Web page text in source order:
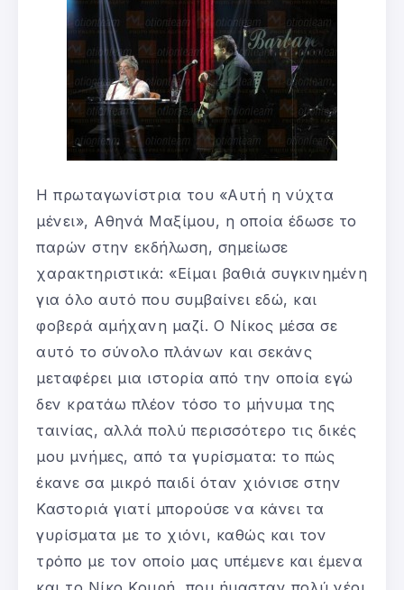
Η πρωταγωνίστρια του «Αυτή η νύχτα
μένει», Αθηνά Μαξίμου, η οποία έδωσε το
παρών στην εκδήλωση, σημείωσε
χαρακτηριστικά: «Είμαι βαθιά συγκινημένη
για όλο αυτό που συμβαίνει εδώ, και
φοβερά αμήχανη μαζί. Ο Νίκος μέσα σε
αυτό το σύνολο πλάνων και σεκάνς
μεταφέρει μια ιστορία από την οποία εγώ
δεν κρατάω πλέον τόσο το μήνυμα της
ταινίας, αλλά πολύ περισσότερο τις δικές
μου μνήμες, από τα γυρίσματα: το πώς
έκανε σα μικρό παιδί όταν χιόνισε στην
Καστοριά γιατί μπορούσε να κάνει τα
γυρίσματα με το χιόνι, καθώς και τον
τρόπο με τον οποίο μας υπέμενε και έμενα